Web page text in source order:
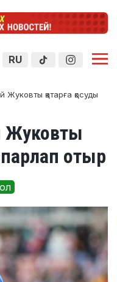
RU
Жуковты қатарға қосуды
Жуковты
отыр